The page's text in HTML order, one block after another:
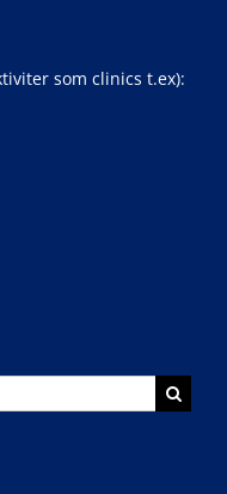
som clinics t.ex):